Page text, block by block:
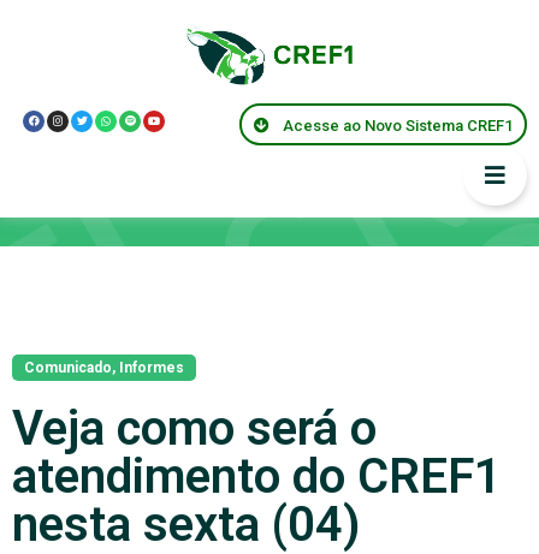
Acesse ao Novo Sistema CREF1
Comunicado, Informes
Veja como será o
atendimento do CREF1
nesta sexta (04)